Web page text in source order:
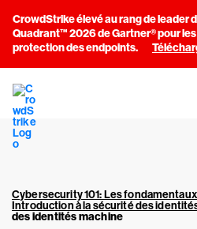
CrowdStrike élevé au rang de leader
Quadrant™ 2026 de Gartner® pour
protection des endpoints.
Cybersecurity 101: Les
Introduction à la sécurité des
des identités machine